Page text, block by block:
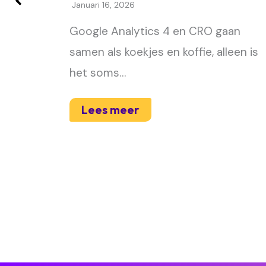
Januari 16, 2026
Google Analytics 4 en CRO gaan
samen als koekjes en koffie, alleen is
het soms…
Lees meer